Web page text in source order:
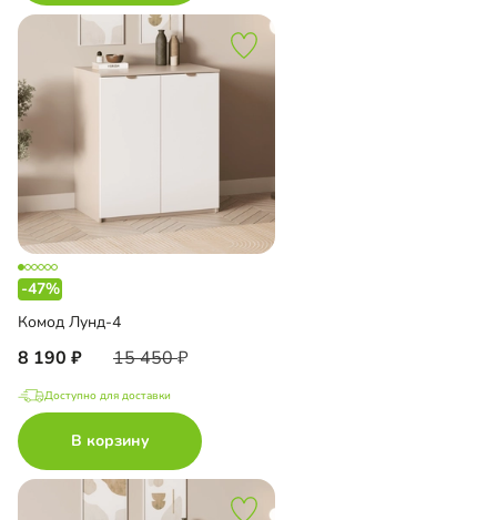
-47%
Комод Лунд-4
8 190 15 450
Доступно для доставки
В корзину